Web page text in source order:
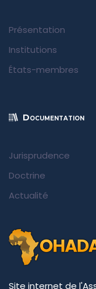
Présentation
Institutions
États-membres
Documentation
Jurisprudence
Doctrine
Actualité
Site internet de